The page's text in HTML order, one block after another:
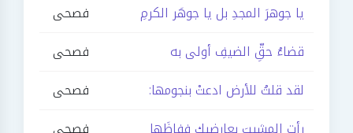
يا جوهرَ المجدِ بل يا جوهَر الكرمِ
فصحى
قضاءُ حقِّ الضيفِ أولى به
فصحى
لقد قلتُ للأرض ادعتْ بنجومها:
فصحى